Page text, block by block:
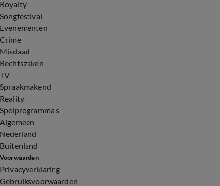
Royalty
Songfestival
Evenementen
Crime
Misdaad
Rechtszaken
TV
Spraakmakend
Reality
Spelprogramma's
Algemeen
Nederland
Buitenland
Voorwaarden
Privacyverklaring
Gebruiksvoorwaarden